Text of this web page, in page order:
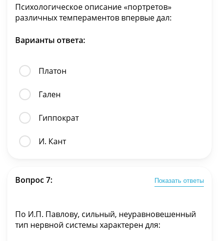
Психологическое описание «портретов»
различных темпераментов впервые дал:
Варианты ответа:
Платон
Гален
Гиппократ
И. Кант
Вопрос 7: Показать ответы
По И.П. Павлову, сильный, неуравновешенный
тип нервной системы характерен для: